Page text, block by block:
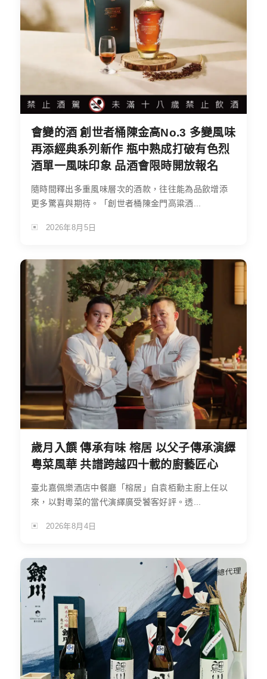
會變的酒 創世者桶陳金高No.3 多變風味
再添經典系列新作 瓶中熟成打破有色烈
酒單一風味印象 品酒會限時開放報名
隨時間釋出多重風味層次的酒款，往往能為品飲增添
更多驚喜與期待。「創世者桶陳金門高粱酒...
2026年8月5日
歲月入饌 傳承有味 榕居 以父子傳承演繹
粵菜風華 共譜跨越四十載的廚藝匠心
臺北嘉佩樂酒店中餐廳「榕居」自袁栢勳主廚上任以
來，以對粵菜的當代演繹廣受饕客好評。透...
2026年8月4日